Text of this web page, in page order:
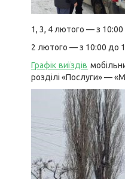
1, 3, 4 лютого — з 10:00
2 лютого — з 10:00 до
Графік виїздів
розділі «Послуги» —